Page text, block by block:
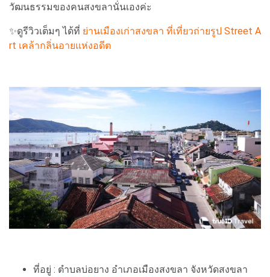
วัฒนธรรมของคนสงขลานั่นเองค่ะ
✨ดูรีวิวเต็มๆ ได้ที่ ย่านเมืองเก่าสงขลา ที่เที่ยวถ่ายรูป Street A
rt เคล้ากลิ่นอายแห่งอดีต
ที่อยู่ : ตำบลบ่อยาง อำเภอเมืองสงขลา จังหวัดสงขลา